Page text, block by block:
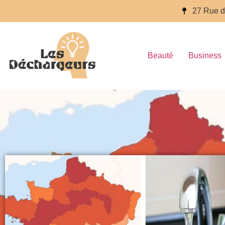
27 Rue
Beauté Business